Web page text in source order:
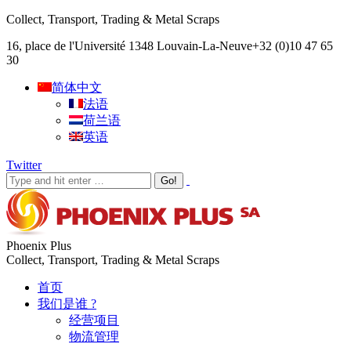
Collect, Transport, Trading & Metal Scraps
16, place de l'Université 1348 Louvain-La-Neuve+32 (0)10 47 65
30
简体中文
法语
荷兰语
英语
Twitter
Phoenix Plus
Collect, Transport, Trading & Metal Scraps
首页
我们是谁 ?
经营项目
物流管理